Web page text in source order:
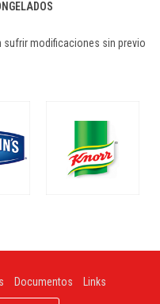
sufrir modificaciones sin previo
Documentos Links